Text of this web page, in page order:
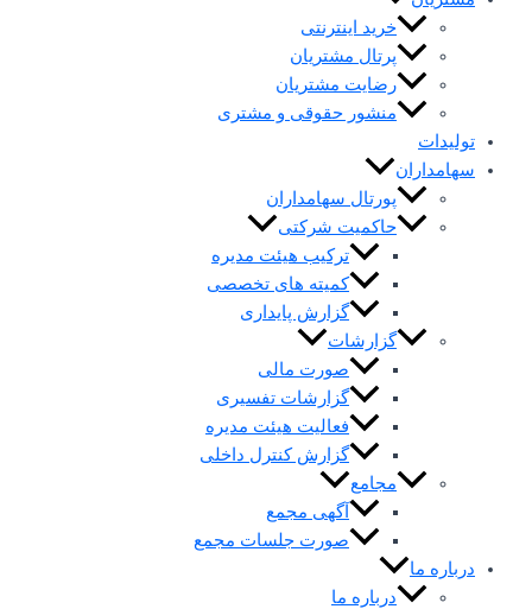
خرید اینترنتی
پرتال مشتریان
رضایت مشتریان
منشور حقوقی و مشتری
تولیدات
سهامداران
پورتال سهامداران
حاکمیت شرکتی
ترکیب هیئت مدیره
کمیته های تخصصی
گزارش پایداری
گزارشات
صورت مالی
گزارشات تفسیری
فعالیت هیئت مدیره
گزارش کنترل داخلی
مجامع
آگهی مجمع
صورت جلسات مجمع
درباره ما
درباره ما